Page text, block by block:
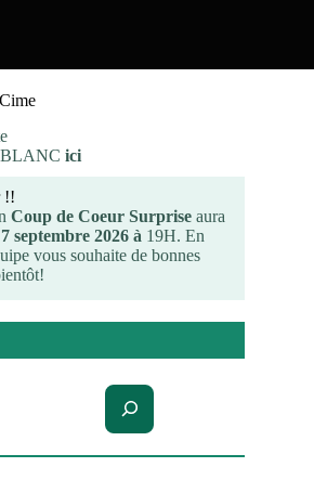
ici
!!
Coup de Coeur Surprise aura
septembre 2026 à 19H. En
vous souhaite de bonnes